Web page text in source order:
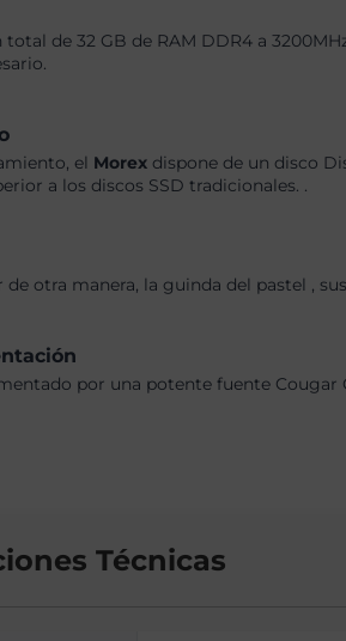
de 32 GB de RAM DDR4 a
el Morex dispone de un disco
a los discos SSD tradicionales. .
otra manera, la guinda del pastel ,
por una potente fuente
Técnicas